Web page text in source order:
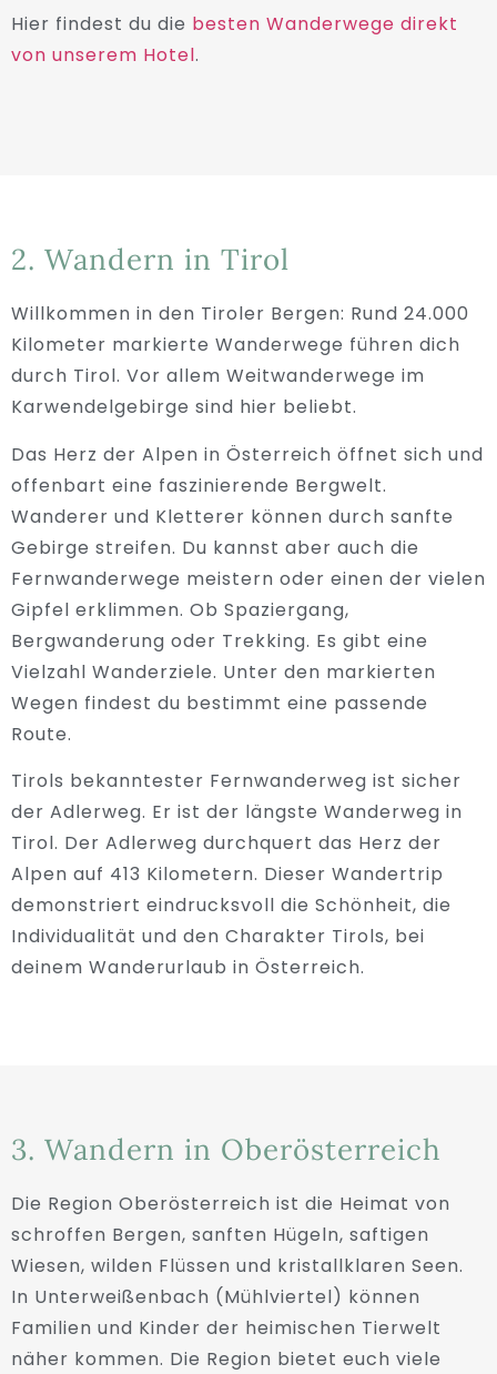
Hier findest du die besten Wanderwege direkt
von unserem Hotel.
2. Wandern in Tirol
Willkommen in den Tiroler Bergen: Rund 24.000
Kilometer markierte Wanderwege führen dich
durch Tirol. Vor allem Weitwanderwege im
Karwendelgebirge sind hier beliebt.
Das Herz der Alpen in Österreich öffnet sich und
offenbart eine faszinierende Bergwelt.
Wanderer und Kletterer können durch sanfte
Gebirge streifen. Du kannst aber auch die
Fernwanderwege meistern oder einen der vielen
Gipfel erklimmen. Ob Spaziergang,
Bergwanderung oder Trekking. Es gibt eine
Vielzahl Wanderziele. Unter den markierten
Wegen findest du bestimmt eine passende
Route.
Tirols bekanntester Fernwanderweg ist sicher
der Adlerweg. Er ist der längste Wanderweg in
Tirol. Der Adlerweg durchquert das Herz der
Alpen auf 413 Kilometern. Dieser Wandertrip
demonstriert eindrucksvoll die Schönheit, die
Individualität und den Charakter Tirols, bei
deinem Wanderurlaub in Österreich.
3. Wandern in Oberösterreich
Die Region Oberösterreich ist die Heimat von
schroffen Bergen, sanften Hügeln, saftigen
Wiesen, wilden Flüssen und kristallklaren Seen.
In Unterweißenbach (Mühlviertel) können
Familien und Kinder der heimischen Tierwelt
näher kommen. Die Region bietet euch viele